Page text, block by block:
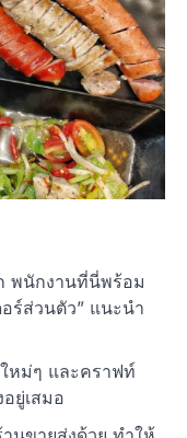
พนักงานที่นี่พร้อม
ร์ส่วนตัว” แนะนำ
หม่ๆ และคราฟท์
ยู่เสมอ